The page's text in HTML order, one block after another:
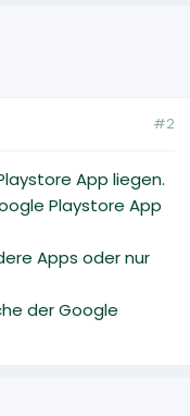
#2
App liegen.
Playstore App
Apps oder nur
der Google